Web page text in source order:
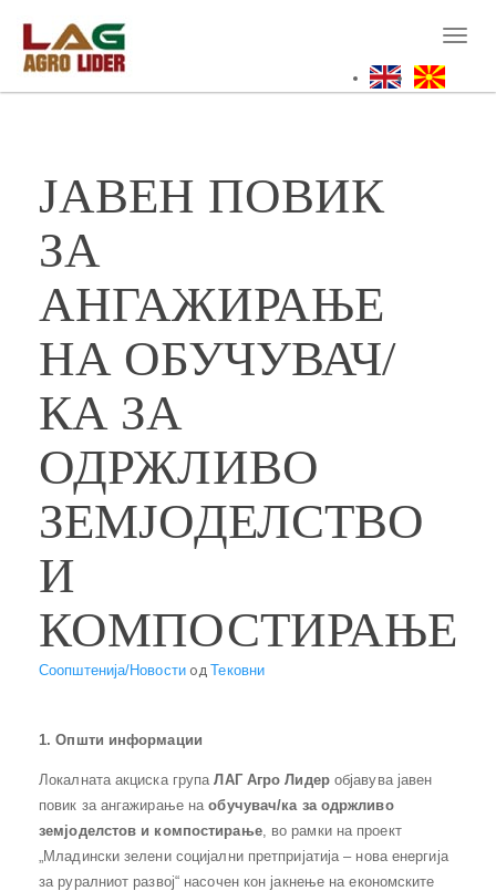
main
content
ЈАВЕН ПОВИК
ЗА
АНГАЖИРАЊЕ
НА ОБУЧУВАЧ/
КА ЗА
ОДРЖЛИВО
ЗЕМЈОДЕЛСТВО
И
КОМПОСТИРАЊЕ
Соопштенија/НовостиодТековни
1. Општи информации
Локалната акциска групаЛАГ Агро Лидеробјавува јавен
повик за ангажирање наобучувач/ка за одржливо
земјоделстов и компостирање, во рамки на проект
„Младински зелени социјални претпријатија – нова енергија
за руралниот развој“ насочен кон јакнење на економските